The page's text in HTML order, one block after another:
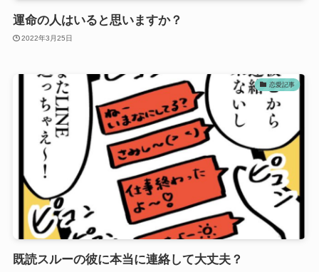
運命の人はいると思いますか？
2022年3月25日
恋愛記事
既読スルーの彼に本当に連絡して大丈夫？